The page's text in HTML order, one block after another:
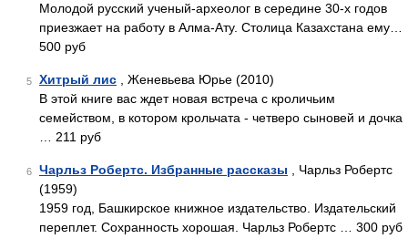
Молодой русский ученый-археолог в середине 30-х годов
приезжает на работу в Алма-Ату. Столица Казахстана ему…
500 руб
5 Хитрый лис , Женевьева Юрье (2010)
В этой книге вас ждет новая встреча с кроличьим
семейством, в котором крольчата - четверо сыновей и дочка
… 211 руб
6 Чарльз Робертс. Избранные рассказы , Чарльз Робертс
(1959)
1959 год, Башкирское книжное издательство. Издательский
переплет. Сохранность хорошая. Чарльз Робертс … 300 руб